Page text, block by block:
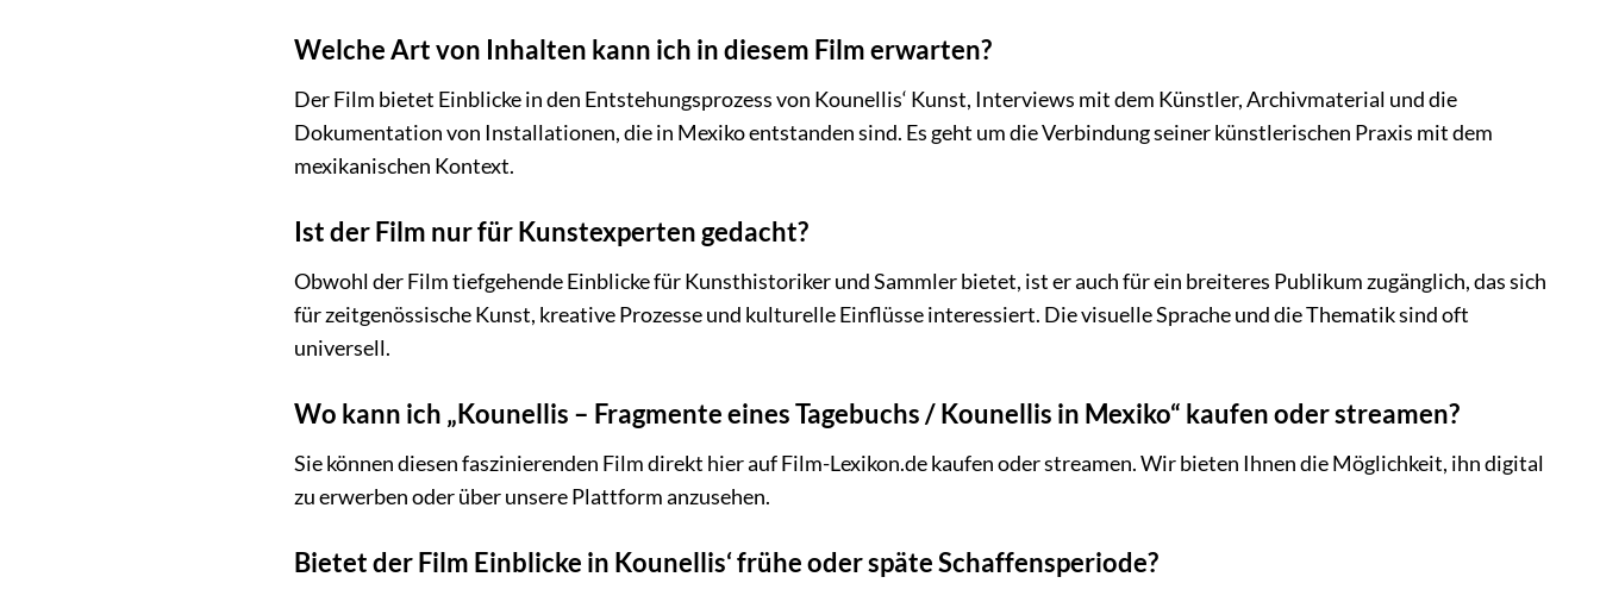
Welche Art von Inhalten kann ich in diesem Film erwarten?
Der Film bietet Einblicke in den Entstehungsprozess von Kounellis‘ Kunst, Interviews mit dem Künstler, Archivmaterial und die
Dokumentation von Installationen, die in Mexiko entstanden sind. Es geht um die Verbindung seiner künstlerischen Praxis mit dem
mexikanischen Kontext.
Ist der Film nur für Kunstexperten gedacht?
Obwohl der Film tiefgehende Einblicke für Kunsthistoriker und Sammler bietet, ist er auch für ein breiteres Publikum zugänglich, das sich
für zeitgenössische Kunst, kreative Prozesse und kulturelle Einflüsse interessiert. Die visuelle Sprache und die Thematik sind oft
universell.
Wo kann ich „Kounellis – Fragmente eines Tagebuchs / Kounellis in Mexiko“ kaufen oder streamen?
Sie können diesen faszinierenden Film direkt hier auf Film-Lexikon.de kaufen oder streamen. Wir bieten Ihnen die Möglichkeit, ihn digital
zu erwerben oder über unsere Plattform anzusehen.
Bietet der Film Einblicke in Kounellis‘ frühe oder späte Schaffensperiode?